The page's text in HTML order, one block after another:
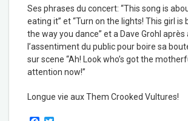
Ses phrases du concert: “This song is
eating it” et “Turn on the lights! This girl is
the way you dance” et a Dave Grohl après
l’assentiment du public pour boire sa
sur scene “Ah! Look who’s got the
attention now!”
Longue vie aux Them Crooked Vultures!